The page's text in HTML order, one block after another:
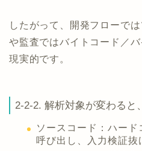
したがって、開発フローで
や監査ではバイトコード／
現実的です。
2-2-2. 解析対象が変わると
ソースコード：ハード
呼び出し、入力検証